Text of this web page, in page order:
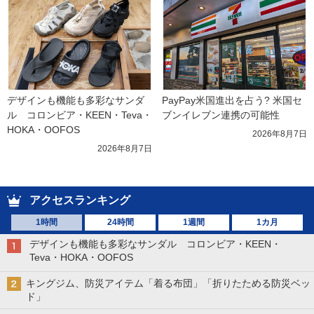
デザインも機能も多彩なサンダ
ル　コロンビア・KEEN・Teva・
HOKA・OOFOS
2026年8月7日
PayPay米国進出を占う? 米国セ
ブンイレブン連携の可能性
2026年8月7日
アクセスランキング
1時間 24時間 1週間 1カ月
デザインも機能も多彩なサンダル コロンビア・KEEN・
Teva・HOKA・OOFOS
キングジム、防災アイテム「着る布団」「折りたためる防災ベッ
ド」